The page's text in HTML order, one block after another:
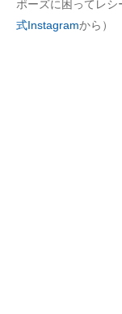
IT製品の技術・比
ポーズに困ってレシ
式Instagramから）